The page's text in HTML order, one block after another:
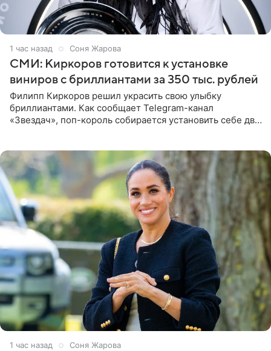
1 час назад Соня Жарова
СМИ: Киркоров готовится к установке
виниров с бриллиантами за 350 тыс. рублей
Филипп Киркоров решил украсить свою улыбку
бриллиантами. Как сообщает Telegram-канал
«Звездач», поп-король собирается установить себе два
1 час назад Соня Жарова